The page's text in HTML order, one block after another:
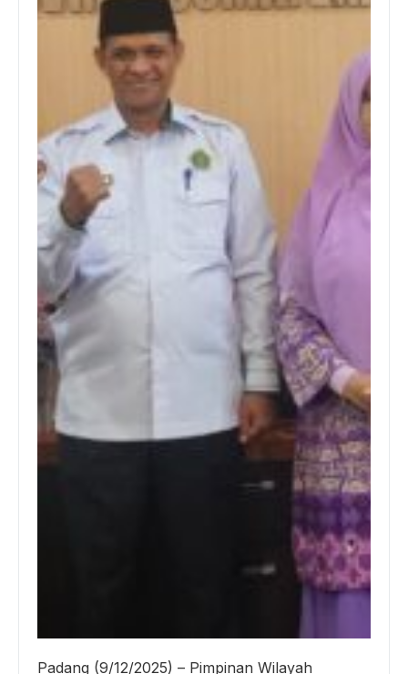
Padang (9/12/2025) – Pimpinan Wilayah